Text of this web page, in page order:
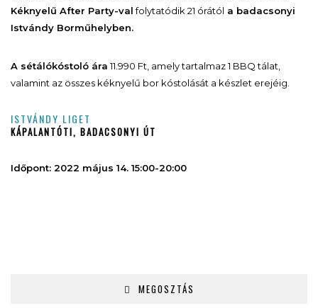
Kéknyelű After Party-valfolytatódik 21 órától a badacsonyi
Istvándy Borműhelyben.
A sétálókóstoló ára11.990 Ft, amely tartalmaz 1 BBQ tálat,
valamint az összes kéknyelű bor kóstolását a készlet erejéig.
ISTVÁNDY LIGET
KÁPALANTÓTI, BADACSONYI ÚT
Időpont: 2022 május 14. 15:00-20:00
MEGOSZTÁS